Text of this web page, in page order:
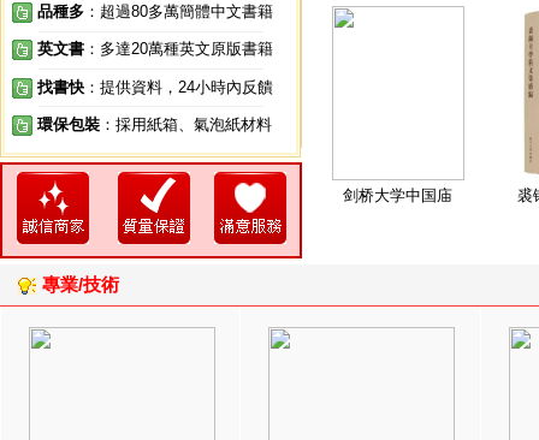
品種多 ：超過80多萬簡體中文書籍
英文書 ：多達20萬種英文原版書籍
找書快 ：提供資料，24小時內反饋
環保包裝 ：採用紙箱、氣泡紙材料
剑桥大学中国庙 裘
專業/技術